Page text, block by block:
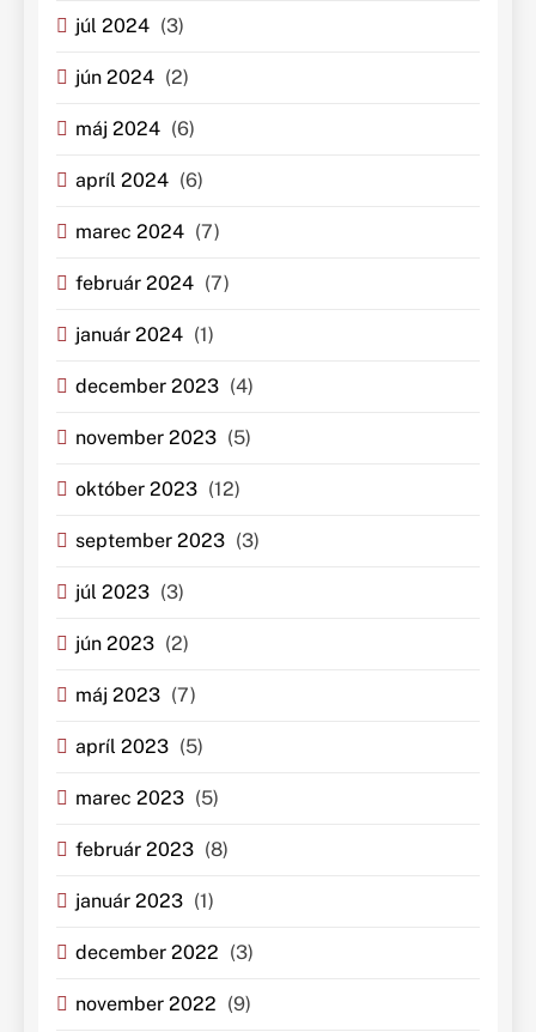
júl 2024 (3)
jún 2024 (2)
máj 2024 (6)
apríl 2024 (6)
marec 2024 (7)
február 2024 (7)
január 2024 (1)
december 2023 (4)
november 2023 (5)
október 2023 (12)
september 2023 (3)
júl 2023 (3)
jún 2023 (2)
máj 2023 (7)
apríl 2023 (5)
marec 2023 (5)
február 2023 (8)
január 2023 (1)
december 2022 (3)
november 2022 (9)